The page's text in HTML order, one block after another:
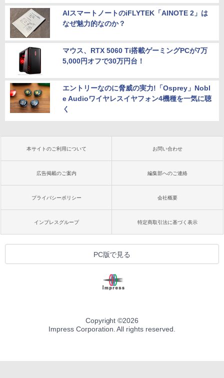
AIスマートノートのiFLYTEK「AINOTE 2」は
なぜ魅力的なのか？
マウス、RTX 5060 Ti搭載ゲーミングPCが7万
5,000円オフで30万円台！
エントリーなのに脅威の実力!「Osprey」Nobl
e Audioワイヤレスイヤフォン4機種を一気に聴
く
本サイトのご利用について お問い合わせ
広告掲載のご案内 編集部へのご連絡
プライバシーポリシー 会社概要
インプレスグループ 特定商取引法に基づく表示
PC版で見る
Copyright ©2026
Impress Corporation. All rights reserved.